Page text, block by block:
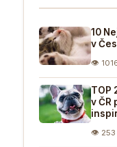
10
v
👁
TOP
v ČR
👁 253